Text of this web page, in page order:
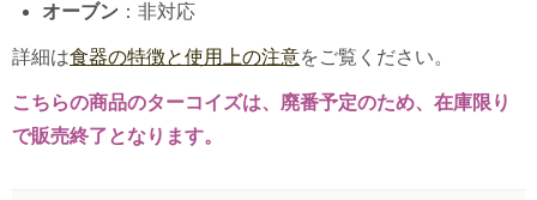
オーブン ：非対応
詳細は食器の特徴と使用上の注意をご覧ください。
こちらの商品のターコイズは、廃番予定のため、在庫限り
で販売終了となります。